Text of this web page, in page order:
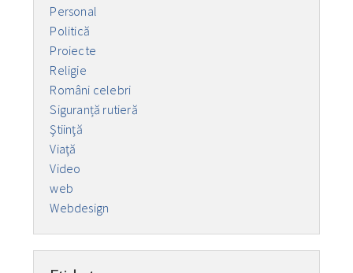
Personal
Politică
Proiecte
Religie
Români celebri
Siguranță rutieră
Ştiinţă
Viaţă
Video
web
Webdesign